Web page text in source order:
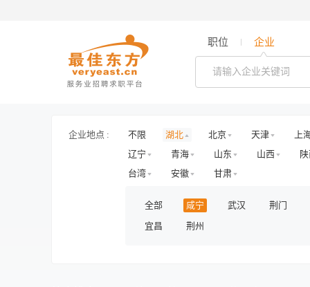
职位 企业
企业地点 : 不限 湖北 北京 天津
上
辽宁
青海 山东 山西
台湾
安徽 甘肃
全部 咸宁 武汉
荆门
宜昌
荆州